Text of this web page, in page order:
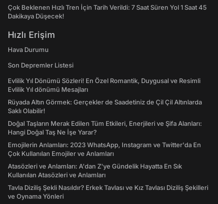
Çok Beklenen Hızlı Tren İçin Tarih Verildi: 7 Saat Süren Yol 1 Saat 45
Dakikaya Düşecek!
Hızlı Erişim
Hava Durumu
Son Depremler Listesi
Evlilik Yıl Dönümü Sözleri! En Özel Romantik, Duygusal ve Resimli
Evlilik Yıl dönümü Mesajları
Rüyada Altın Görmek: Gerçekler de Saadetiniz de Çil Çil Altınlarda
Saklı Olabilir!
Doğal Taşların Merak Edilen Tüm Etkileri, Enerjileri ve Şifa Alanları:
Hangi Doğal Taş Ne İşe Yarar?
Emojilerin Anlamları: 2023 WhatsApp, Instagram ve Twitter'da En
Çok Kullanılan Emojiler ve Anlamları
Atasözleri ve Anlamları: A'dan Z'ye Gündelik Hayatta En Sık
Kullanılan Atasözleri ve Anlamları
Tavla Diziliş Şekli Nasıldır? Erkek Tavlası ve Kız Tavlası Diziliş Şekilleri
ve Oynama Yönleri